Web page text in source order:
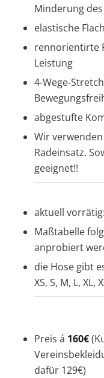
Minderung
elastische
rennorientirte
Leistung
4-Wege-
abgestufte
Wir
Radeinsatz.
geeignet!!
aktuell vorrätig:
Maßtabelle
anprobiert
die Hose gibt
XS, S, M, L, XL,
Preis á 160€
dafür 129€)